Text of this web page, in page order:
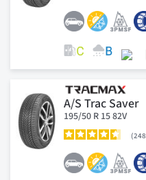
A/S Trac Saver
195/50 R 15 82V
248